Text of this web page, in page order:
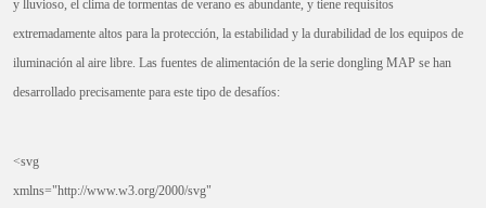
y lluvioso, el clima de tormentas de verano es abundante, y tiene requisitos
extremadamente altos para la protección, la estabilidad y la durabilidad de los equipos de
iluminación al aire libre. Las fuentes de alimentación de la serie dongling MAP se han
desarrollado precisamente para este tipo de desafíos:
<svg
xmlns="http://www.w3.org/2000/svg"